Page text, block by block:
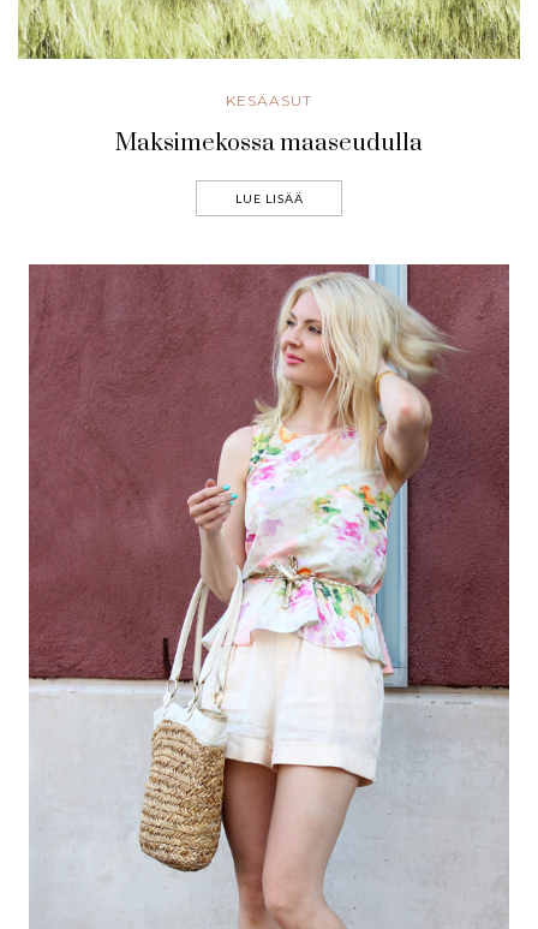
KESÄASUT
Maksimekossa maaseudulla
LUE LISÄÄ